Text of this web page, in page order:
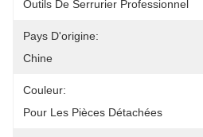
Outils De Serrurier Professionnel
Pays D'origine:
Chine
Couleur:
Pour Les Pièces Détachées